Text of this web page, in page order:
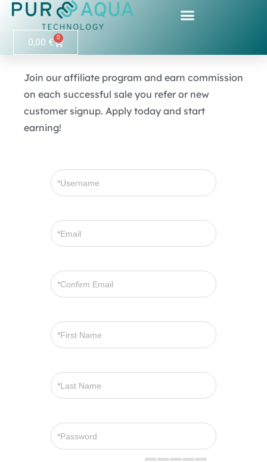
0,00 € 0
Join our affiliate program and earn commission
on each successful sale you refer or new
customer signup. Apply today and start
earning!